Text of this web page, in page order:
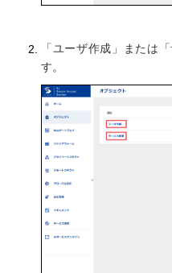
「ユーザ作成」または
す。